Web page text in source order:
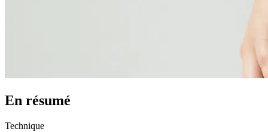
En résumé
Technique